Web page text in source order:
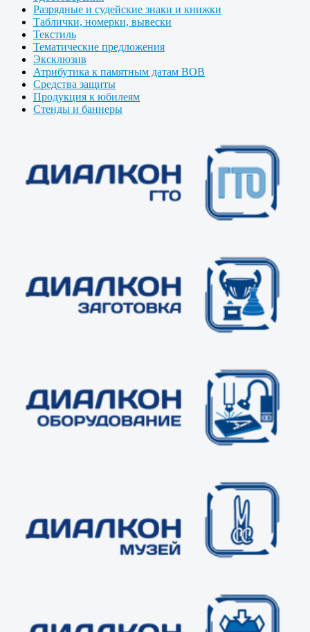
Разрядные и судейские знаки и книжки
Таблички, номерки, вывески
Текстиль
Тематические предложения
Эксклюзив
Атрибутика к памятным датам ВОВ
Средства защиты
Продукция к юбилеям
Стенды и баннеры